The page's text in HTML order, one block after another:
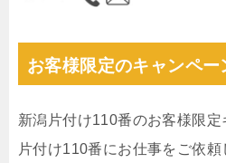
お客様限定のキャンペー
新潟片付け110番のお客様限
片付け110番にお仕事をご依頼